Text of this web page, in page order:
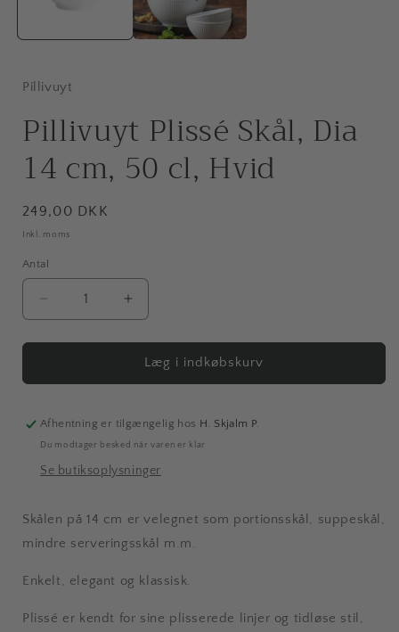
Pillivuyt
Pillivuyt Plissé Skål, Dia
14 cm, 50 cl, Hvid
Normalpris
249,00 DKK
Inkl. moms
Antal
Antal
Reducer
antallet
for
Plissé
Dia
14
50
Hvid
Øg
antallet
for
Pillivuyt
Plissé
Dia
14
50
Læg i indkøbskurv
Afhentning er tilgængelig hos H. Skjalm P.
Du modtager besked når varen er klar
Se butiksoplysninger
Skålen på 14 cm er velegnet som portionsskål, suppeskål,
mindre serveringsskål m.m.
Enkelt, elegant og klassisk.
Plissé er kendt for sine plisserede linjer og tidløse stil,